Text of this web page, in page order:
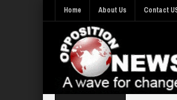
Home About Us Contact